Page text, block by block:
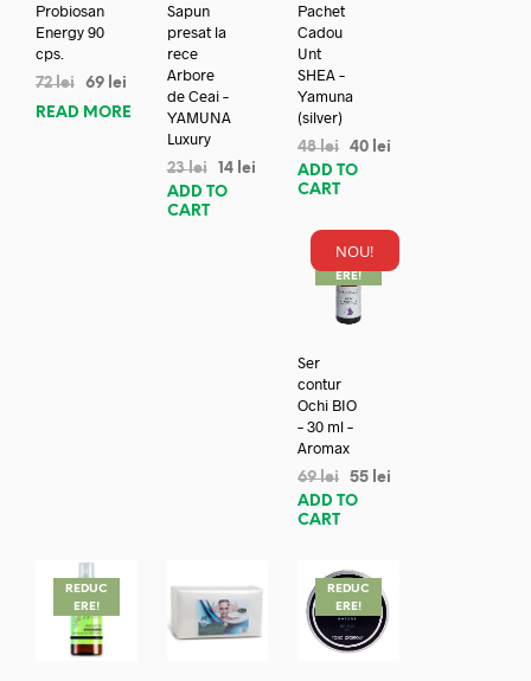
Probiosan
Energy 90
cps.
72lei 69 lei
READ MORE
Sapun
presat la
rece
Arbore
de Ceai –
YAMUNA
Luxury
23lei 14 lei
ADD TO
CART
Pachet
Cadou
Unt
SHEA –
Yamuna
(silver)
48lei 40 lei
ADD TO
CART
NOU!
REDUC
ERE!
Ser
contur
Ochi BIO
– 30 ml –
Aromax
69lei 55 lei
ADD TO
CART
REDUC
ERE!
REDUC
ERE!